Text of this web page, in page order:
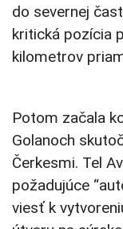
do severnej
kritická pozícia
kilometrov
Potom začala
Golanoch
Čerkesmi. Tel
požadujúce
viesť k